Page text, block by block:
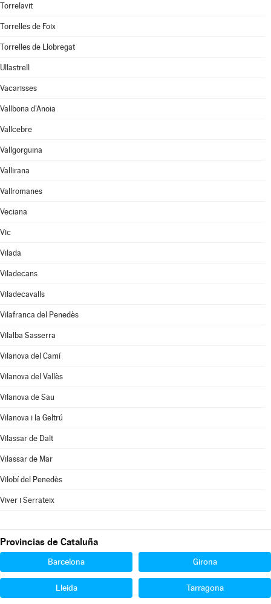
Torrelavit
Torrelles de Foix
Torrelles de Llobregat
Ullastrell
Vacarisses
Vallbona d'Anoia
Vallcebre
Vallgorguina
Vallirana
Vallromanes
Veciana
Vic
Vilada
Viladecans
Viladecavalls
Vilafranca del Penedès
Vilalba Sasserra
Vilanova del Camí
Vilanova del Vallès
Vilanova de Sau
Vilanova i la Geltrú
Vilassar de Dalt
Vilassar de Mar
Vilobí del Penedès
Viver i Serrateix
Provincias de Cataluña
Barcelona Girona
Lleida Tarragona